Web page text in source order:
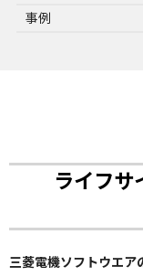
事例
ライフサ
三菱電機ソフトウエア